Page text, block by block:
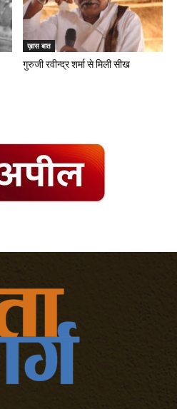
ख़ास बात
गुरुजी रवीन्द्र शर्मा से मिली सीख